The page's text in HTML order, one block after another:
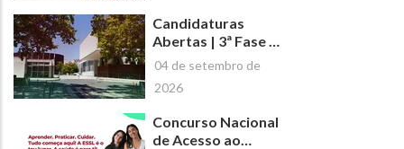
Candidaturas
Abertas | 3ª Fase -
Mestrados e Pós-
ESSL | Ano Letivo
04 de setembro de
2026
Concurso Nacional
de Acesso ao